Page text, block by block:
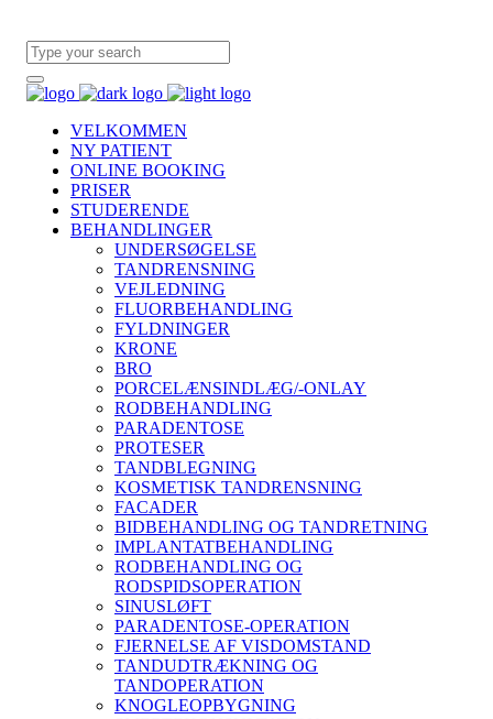
VELKOMMEN
NY PATIENT
ONLINE BOOKING
PRISER
STUDERENDE
BEHANDLINGER
UNDERSØGELSE
TANDRENSNING
VEJLEDNING
FLUORBEHANDLING
FYLDNINGER
KRONE
BRO
PORCELÆNSINDLÆG/-ONLAY
RODBEHANDLING
PARADENTOSE
PROTESER
TANDBLEGNING
KOSMETISK TANDRENSNING
FACADER
BIDBEHANDLING OG TANDRETNING
IMPLANTATBEHANDLING
RODBEHANDLING OG
RODSPIDSOPERATION
SINUSLØFT
PARADENTOSE-OPERATION
FJERNELSE AF VISDOMSTAND
TANDUDTRÆKNING OG
TANDOPERATION
KNOGLEOPBYGNING